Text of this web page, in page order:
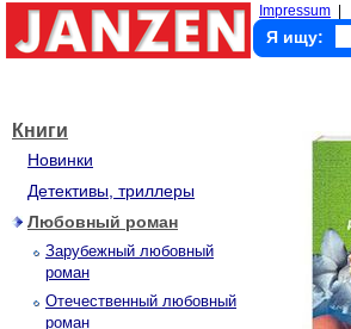
Impressum
Я ищу:
Книги
Новинки
Детективы, триллеры
Любовный роман
Зарубежный любовный
роман
Отечественный любовный
роман